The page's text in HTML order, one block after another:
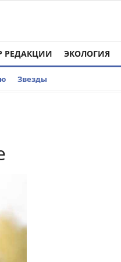
РЕДАКЦИИ ЭКОЛОГИЯ
Звезды